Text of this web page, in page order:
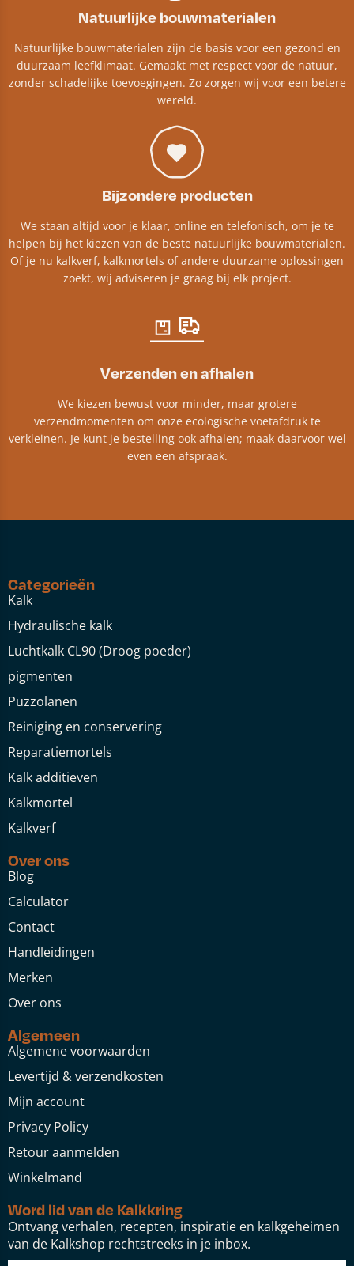
Natuurlijke bouwmaterialen
Natuurlijke bouwmaterialen zijn de basis voor een gezond en
duurzaam leefklimaat. Gemaakt met respect voor de natuur,
zonder schadelijke toevoegingen. Zo zorgen wij voor een betere
wereld.
Bijzondere producten
We staan altijd voor je klaar, online en telefonisch, om je te
helpen bij het kiezen van de beste natuurlijke bouwmaterialen.
Of je nu kalkverf, kalkmortels of andere duurzame oplossingen
zoekt, wij adviseren je graag bij elk project.​
Verzenden en afhalen
We kiezen bewust voor minder, maar grotere
verzendmomenten om onze ecologische voetafdruk te
verkleinen. Je kunt je bestelling ook afhalen; maak daarvoor wel
even een afspraak.
Categorieën
Kalk
Hydraulische kalk
Luchtkalk CL90 (Droog poeder)
pigmenten
Puzzolanen
Reiniging en conservering
Reparatiemortels
Kalk additieven
Kalkmortel
Kalkverf
Over ons
Blog
Calculator
Contact
Handleidingen
Merken
Over ons
Algemeen
Algemene voorwaarden
Levertijd & verzendkosten
Mijn account
Privacy Policy
Retour aanmelden
Winkelmand
Word lid van de Kalkkring
Ontvang verhalen, recepten, inspiratie en kalkgeheimen
van de Kalkshop rechtstreeks in je inbox.